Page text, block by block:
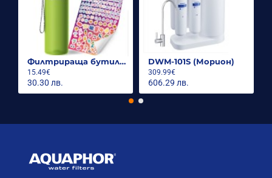
Филтрираща бутилка City 500ml.
15.49€
30.30 лв.
DWM-101S (Морион)
309.99€
606.29 лв.